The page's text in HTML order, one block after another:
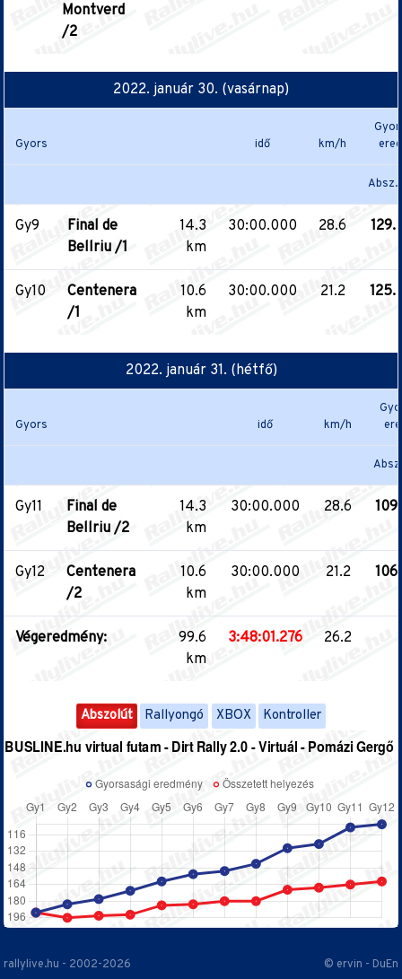
Montverd
/2
2022. január 30. (vasárnap)
Gyors idő km/h
Absz.
Gy9
Final de
Bellriu /1
14.3
km
30:00.000 28.6 129.
Gy10
Centenera
/1
10.6
km
30:00.000 21.2 125.
2022. január 31. (hétfő)
Gyors idő km/h
Absz.
Gy11
Final de
Bellriu /2
14.3
km
30:00.000 28.6 109.
Gy12
Centenera
/2
10.6
km
30:00.000 21.2 106.
Végeredmény:
99.6
km
3:48:01.276 26.2
Abszolút Rallyongó XBOX Kontroller
rallylive.hu - 2002-2026 © ervin - DuEn